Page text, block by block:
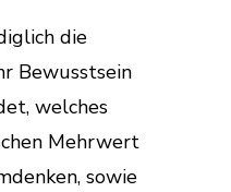
die
Bewusstsein
welches
Mehrwert
sowie